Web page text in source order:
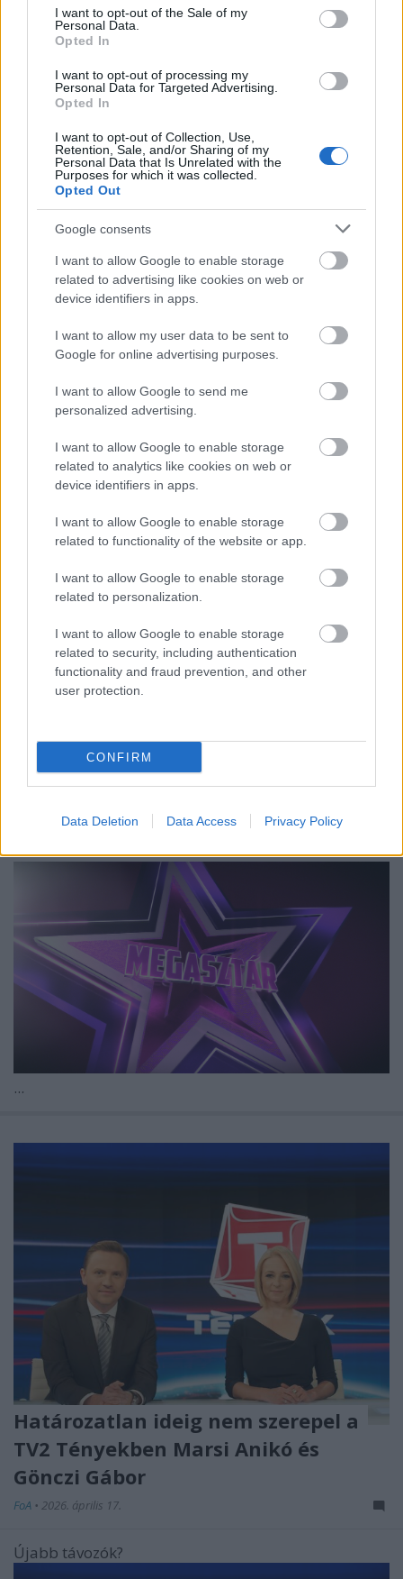
consent section.
I want to opt-out of the Sale of my
Personal Data.
Opted In
I want to opt-out of processing my
Personal Data for Targeted Advertising.
Opted In
I want to opt-out of Collection, Use,
Retention, Sale, and/or Sharing of my
Personal Data that Is Unrelated with the
Purposes for which it was collected.
Opted Out
Google consents
I want to allow Google to enable storage
related to advertising like cookies on web or
device identifiers in apps.
I want to allow my user data to be sent to
Google for online advertising purposes.
I want to allow Google to send me
personalized advertising.
I want to allow Google to enable storage
related to analytics like cookies on web or
device identifiers in apps.
I want to allow Google to enable storage
related to functionality of the website or app.
I want to allow Google to enable storage
related to personalization.
I want to allow Google to enable storage
related to security, including authentication
functionality and fraud prevention, and other
user protection.
CONFIRM
Data Deletion Data Access Privacy Policy
29 év után megszűnik a Tények a
TV2-n
2026. május 07.
Egy korszak véget ér.
derült az idei Megasztár zsűrijére
Kólinger Zsombor•2026. április 27.
Ketten távoznak, ketten maradnak az ítészek
székében.
...
Határozatlan ideig nem szerepel a
TV2 Tényekben Marsi Anikó és
Gönczi Gábor
FoA • 2026. április 17.
Újabb távozók?